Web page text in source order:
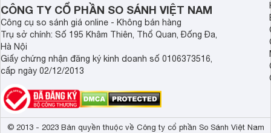
CÔNG TY CỔ PHẦN SO SÁNH VIỆT NAM
Công cụ so sánh giá online - Không bán hàng
Trụ sở chính: Số 195 Khâm Thiên, Thổ Quan, Đống Đa,
Hà Nội
Giấy chứng nhận đăng ký kinh doanh số 0106373516,
cấp ngày 02/12/2013
© 2013 - 2023 Bản quyền thuộc về Công ty cổ phần So Sánh Việt Nam